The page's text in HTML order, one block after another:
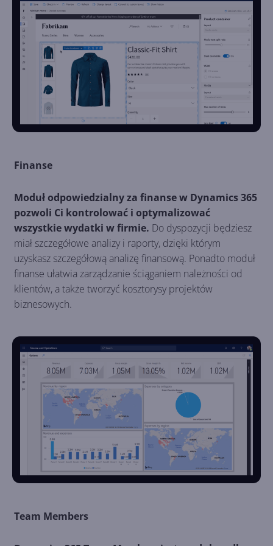
Finanse
Moduł odpowiedzialny za finanse w Dynamics 365
pozwoli Ci kontrolować i optymalizować
wszystkie wydatki w firmie. Do dyspozycji będziesz
miał szczegółowe analizy i raporty, dzięki którym
uzyskasz szczegółową analizę finansową. Ponadto moduł
finanse ułatwia zarządzanie ściąganiem należności od
klientów, a także tworzyć kosztorysy projektów
biznesowych.
Team Members